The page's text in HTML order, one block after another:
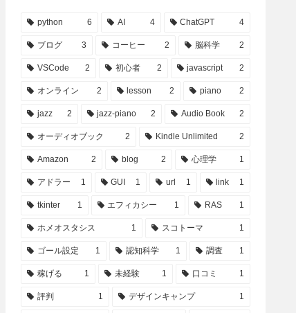
python 6 AI 4 ChatGPT 4
ブログ 3 コーヒー 2 脳科学 2
VSCode 2 初心者 2 javascript 2
オンライン 2 lesson 2 piano 2
jazz 2 jazz-piano 2 Audio Book 2
オーディオブック 2 Kindle Unlimited 2
Amazon 2 blog 2 心理学 1
アドラー 1 GUI 1 url 1 link 1
tkinter 1 エフィカシー 1 RAS 1
ホメオスタシス 1 スコトーマ 1
ゴール設定 1 認知科学 1 調査 1
稼げる 1 未経験 1 口コミ 1
評判 1 デザインキャンプ 1